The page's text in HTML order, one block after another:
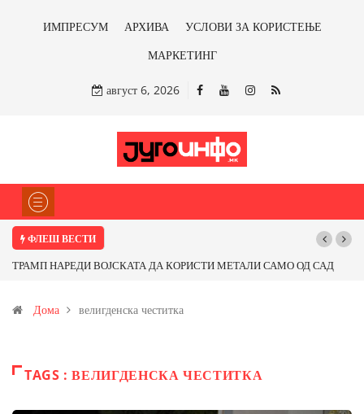
ИМПРЕСУМ АРХИВА
УСЛОВИ ЗА КОРИСТЕЊЕ
МАРКЕТИНГ
август 6, 2026
ФЛЕШ ВЕСТИ
ОД САД
Почнува реконструкцијата на улицата „5-ти Ноември“ во
Дома велигденска честитка
TAGS : ВЕЛИГДЕНСКА ЧЕСТИТКА